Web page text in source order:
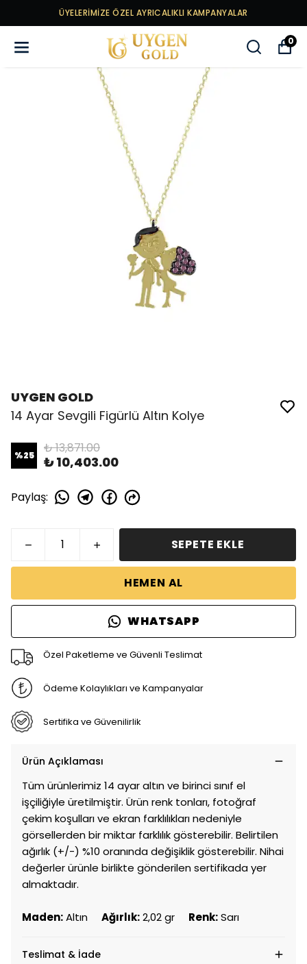
ÜYELERİMİZE ÖZEL AYRICALIKLI KAMPANYALAR
0
UYGEN GOLD
14 Ayar Sevgili Figürlü Altın Kolye
%25 ₺ 13,871.00
₺ 10,403.00
Paylaş:
SEPETE EKLE
HEMEN AL
WHATSAPP
Özel Paketleme ve Güvenli Teslimat
Ödeme Kolaylıkları ve Kampanyalar
Sertifika ve Güvenilirlik
Ürün Açıklaması
Tüm ürünlerimiz 14 ayar altın ve birinci sınıf el
işçiliğiyle üretilmiştir. Ürün renk tonları, fotoğraf
çekim koşulları ve ekran farklılıkları nedeniyle
görsellerden bir miktar farklılık gösterebilir. Belirtilen
ağırlık (+/-) %10 oranında değişiklik gösterebilir. Nihai
değerler ürünle birlikte gönderilen sertifikada yer
almaktadır.
Maden:Altın Ağırlık:2,02 gr Renk:Sarı
Teslimat & İade